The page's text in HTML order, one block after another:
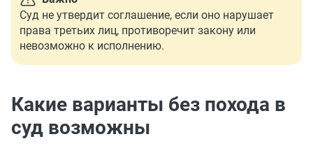
Cуд не утвердит соглашение, если оно нарушает
права третьих лиц, противоречит закону или
невозможно к исполнению.
Какие варианты без похода в
суд возможны